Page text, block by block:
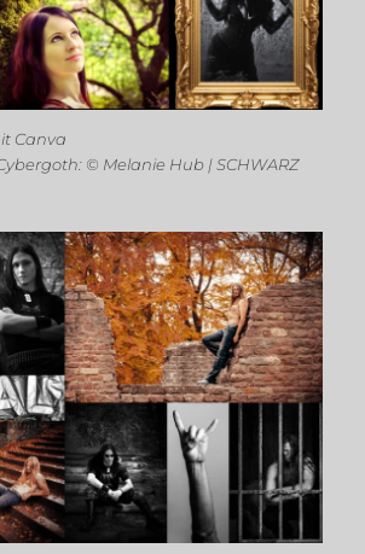
Canva
© Melanie Hub | SCHWARZ